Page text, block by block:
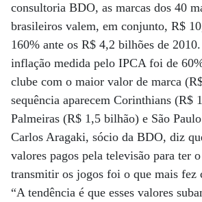
consultoria BDO, as marcas dos 40
brasileiros valem, em conjunto, R$
160% ante os R$ 4,2 bilhões de
inflação medida pelo IPCA foi de
clube com o maior valor de marca
sequência aparecem Corinthians (R$
Palmeiras (R$ 1,5 bilhão) e São
Carlos Aragaki, sócio da BDO, diz
valores pagos pela televisão para ter
transmitir os jogos foi o que mais fez
“A tendência é que esses valores